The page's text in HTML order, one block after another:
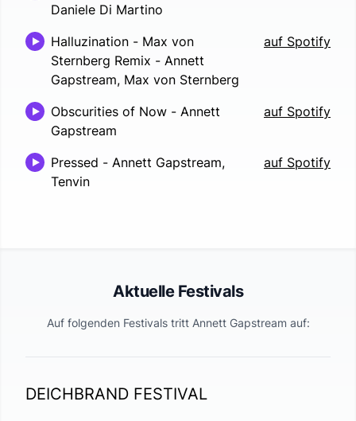
Daniele Di Martino
Halluzination - Max von
Sternberg Remix - Annett
Gapstream, Max von Sternberg
auf Spotify
Obscurities of Now - Annett
Gapstream
auf Spotify
Pressed - Annett Gapstream,
Tenvin
auf Spotify
Aktuelle Festivals
Auf folgenden Festivals tritt Annett Gapstream auf:
DEICHBRAND FESTIVAL